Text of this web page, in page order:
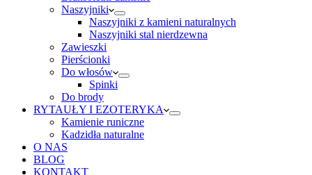
Naszyjniki
Naszyjniki z kamieni naturalnych
Naszyjniki stal nierdzewna
Zawieszki
Pierścionki
Do włosów
Spinki
Do brody
RYTAUŁY I EZOTERYKA
Kamienie runiczne
Kadzidła naturalne
O NAS
BLOG
KONTAKT